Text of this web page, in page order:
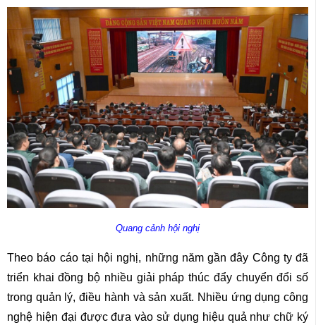
Quang cảnh hội nghị
Theo báo cáo tại hội nghị, những năm gần đây Công ty đã
triển khai đồng bộ nhiều giải pháp thúc đẩy chuyển đổi số
trong quản lý, điều hành và sản xuất. Nhiều ứng dụng công
nghệ hiện đại được đưa vào sử dụng hiệu quả như chữ ký